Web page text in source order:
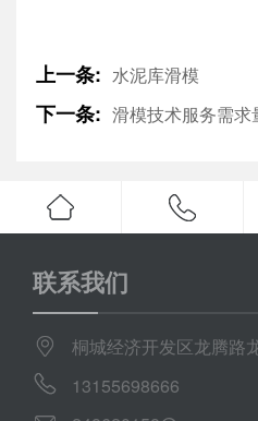
上一条: 水泥库滑模
下一条: 滑模技术服务需求
联系我们
桐城经济开发区龙腾路
13155698666